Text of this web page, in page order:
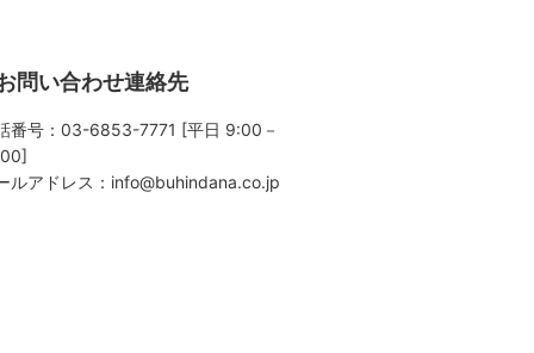
問い合わせ連絡先
番号：03-6853-7771 [平日 9:00－
ルアドレス： info@buhindana.co.jp